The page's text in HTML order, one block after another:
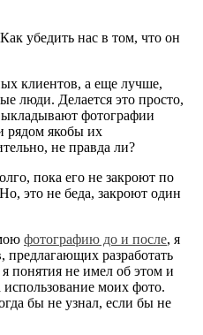
убедить нас в том, что он
клиентов, а еще лучше,
люди. Делается это просто,
фотографии
рядом якобы их
не правда ли?
пока его не закроют по
это не беда, закроют один
фотографию до и после, я
разработать
я понятия не имел об этом и
использование моих фото.
бы не узнал, если бы не